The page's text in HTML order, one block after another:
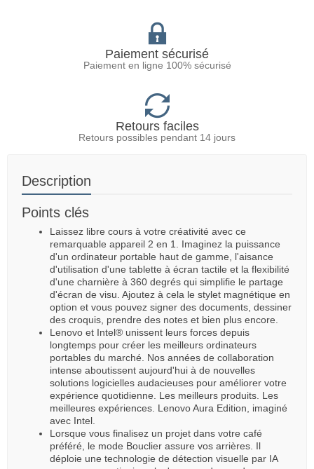
Paiement sécurisé
Paiement en ligne 100% sécurisé
Retours faciles
Retours possibles pendant 14 jours
Description
Points clés
Laissez libre cours à votre créativité avec ce
remarquable appareil 2 en 1. Imaginez la puissance
d'un ordinateur portable haut de gamme, l'aisance
d'utilisation d'une tablette à écran tactile et la flexibilité
d'une charnière à 360 degrés qui simplifie le partage
d'écran de visu. Ajoutez à cela le stylet magnétique en
option et vous pouvez signer des documents, dessiner
des croquis, prendre des notes et bien plus encore.
Lenovo et Intel® unissent leurs forces depuis
longtemps pour créer les meilleurs ordinateurs
portables du marché. Nos années de collaboration
intense aboutissent aujourd'hui à de nouvelles
solutions logicielles audacieuses pour améliorer votre
expérience quotidienne. Les meilleurs produits. Les
meilleures expériences. Lenovo Aura Edition, imaginé
avec Intel.
Lorsque vous finalisez un projet dans votre café
préféré, le mode Bouclier assure vos arrières. Il
déploie une technologie de détection visuelle par IA